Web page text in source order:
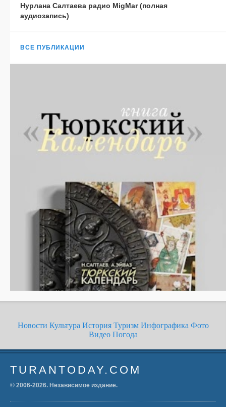
Нурлана Салтаева радио MigMar (полная
аудиозапись)
ВСЕ ПУБЛИКАЦИИ
Новости Культура История Туризм Инфографика Фото
Видео Погода
TURANTODAY.COM
© 2006-2026. Независимое издание.